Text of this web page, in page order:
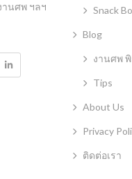
นศพ ฯลฯ
Snack
Blog
งานศพ
Tips
About Us
Privacy
ติดต่อเรา